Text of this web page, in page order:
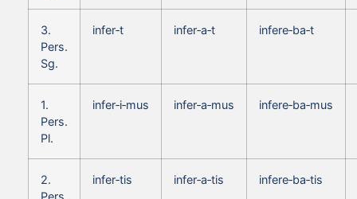
3.
Pers.
Sg.
infer‑t infer‑a‑t infere‑ba‑t
1.
Pers.
Pl.
infer‑i‑mus infer‑a‑mus infere‑ba‑mus
2.
Pers.
infer‑tis infer‑a‑tis infere‑ba‑tis